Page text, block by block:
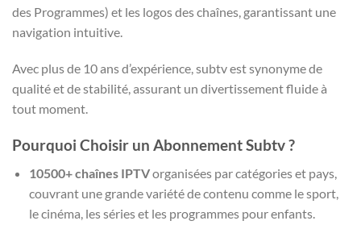
des Programmes) et les logos des chaînes, garantissant une
navigation intuitive.
Avec plus de 10 ans d’expérience,subtvest synonyme de
qualité et de stabilité, assurant un divertissement fluide à
tout moment.
Pourquoi Choisir un AbonnementSubtv?
10500+ chaînes IPTVorganisées par catégories et pays,
couvrant une grande variété de contenu comme le sport,
le cinéma, les séries et les programmes pour enfants.